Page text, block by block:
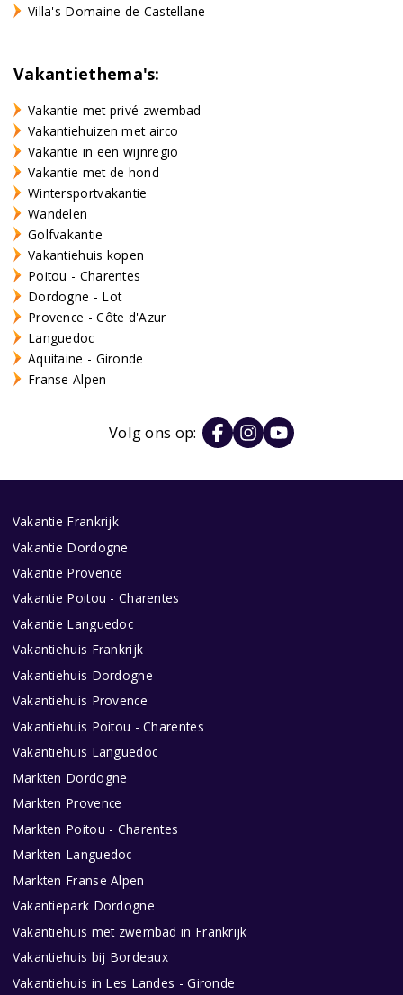
Villa's Domaine de Castellane
Vakantiethema's:
Vakantie met privé zwembad
Vakantiehuizen met airco
Vakantie in een wijnregio
Vakantie met de hond
Wintersportvakantie
Wandelen
Golfvakantie
Vakantiehuis kopen
Poitou - Charentes
Dordogne - Lot
Provence - Côte d'Azur
Languedoc
Aquitaine - Gironde
Franse Alpen
Volg ons op:
Vakantie Frankrijk
Vakantie Dordogne
Vakantie Provence
Vakantie Poitou - Charentes
Vakantie Languedoc
Vakantiehuis Frankrijk
Vakantiehuis Dordogne
Vakantiehuis Provence
Vakantiehuis Poitou - Charentes
Vakantiehuis Languedoc
Markten Dordogne
Markten Provence
Markten Poitou - Charentes
Markten Languedoc
Markten Franse Alpen
Vakantiepark Dordogne
Vakantiehuis met zwembad in Frankrijk
Vakantiehuis bij Bordeaux
Vakantiehuis in Les Landes - Gironde